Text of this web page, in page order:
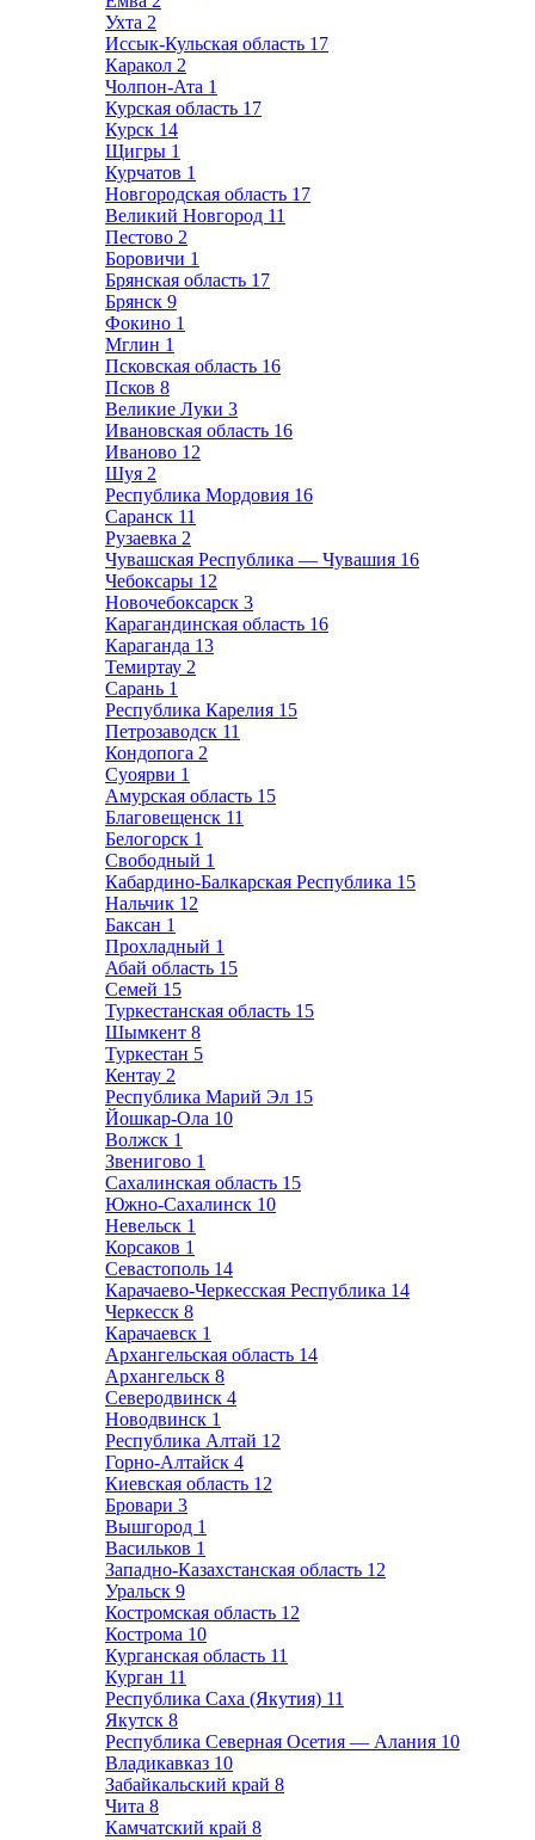
Ухта 2
Иссык-Кульская область 17
Каракол 2
Чолпон-Ата 1
Курская область 17
Курск 14
Щигры 1
Курчатов 1
Новгородская область 17
Великий Новгород 11
Пестово 2
Боровичи 1
Брянская область 17
Брянск 9
Фокино 1
Мглин 1
Псковская область 16
Псков 8
Великие Луки 3
Ивановская область 16
Иваново 12
Шуя 2
Республика Мордовия 16
Саранск 11
Рузаевка 2
Чувашская Республика — Чувашия 16
Чебоксары 12
Новочебоксарск 3
Карагандинская область 16
Караганда 13
Темиртау 2
Сарань 1
Республика Карелия 15
Петрозаводск 11
Кондопога 2
Суоярви 1
Амурская область 15
Благовещенск 11
Белогорск 1
Свободный 1
Кабардино-Балкарская Республика 15
Нальчик 12
Баксан 1
Прохладный 1
Абай область 15
Семей 15
Туркестанская область 15
Шымкент 8
Туркестан 5
Кентау 2
Республика Марий Эл 15
Йошкар-Ола 10
Волжск 1
Звенигово 1
Сахалинская область 15
Южно-Сахалинск 10
Невельск 1
Корсаков 1
Севастополь 14
Карачаево-Черкесская Республика 14
Черкесск 8
Карачаевск 1
Архангельская область 14
Архангельск 8
Северодвинск 4
Новодвинск 1
Республика Алтай 12
Горно-Алтайск 4
Киевская область 12
Бровари 3
Вышгород 1
Васильков 1
Западно-Казахстанская область 12
Уральск 9
Костромская область 12
Кострома 10
Курганская область 11
Курган 11
Республика Саха (Якутия) 11
Якутск 8
Республика Северная Осетия — Алания 10
Владикавказ 10
Забайкальский край 8
Чита 8
Камчатский край 8